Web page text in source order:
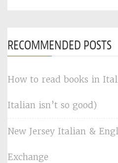
RECOMMENDED POSTS
How to read books in
Italian isn’t so good)
New Jersey Italian &
Exchange